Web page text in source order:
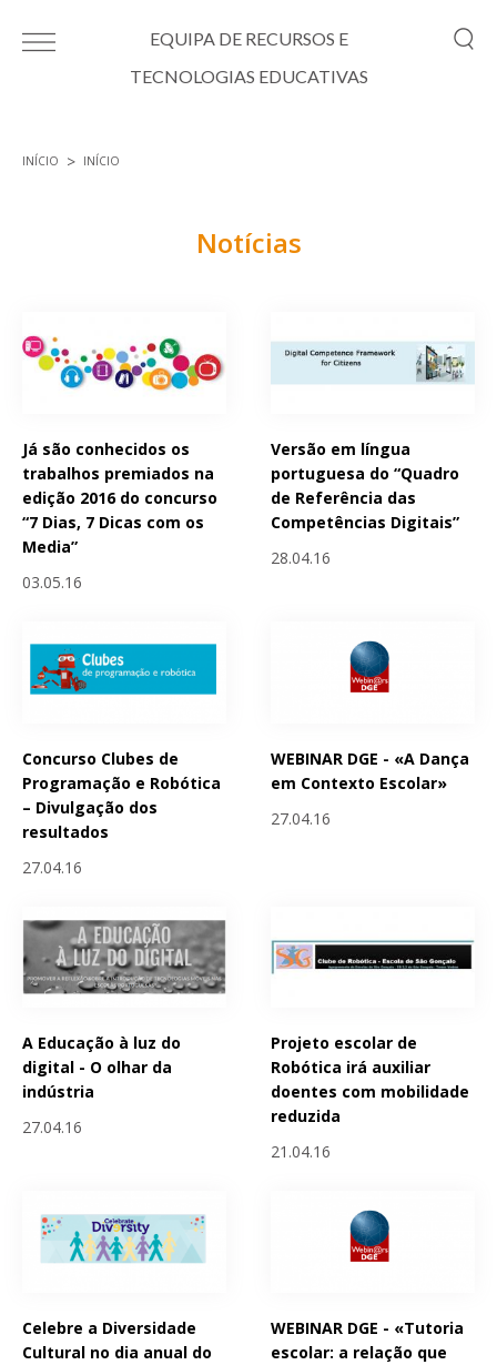
EQUIPA DE RECURSOS E
TECNOLOGIAS EDUCATIVAS
INÍCIO INÍCIO
Notícias
Já são conhecidos os
trabalhos premiados na
edição 2016 do concurso
“7 Dias, 7 Dicas com os
Media”
03.05.16
Versão em língua
portuguesa do “Quadro
de Referência das
Competências Digitais”
28.04.16
Concurso Clubes de
Programação e Robótica
– Divulgação dos
resultados
27.04.16
WEBINAR DGE - «A Dança
em Contexto Escolar»
27.04.16
A Educação à luz do
digital - O olhar da
indústria
27.04.16
Projeto escolar de
Robótica irá auxiliar
doentes com mobilidade
reduzida
21.04.16
Celebre a Diversidade
Cultural no dia anual do
WEBINAR DGE - «Tutoria
escolar: a relação que
Páginas